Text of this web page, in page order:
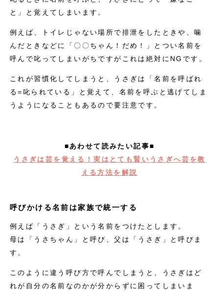
と」と覚えてしまいます。
例えば、トイレじゃない場所で排泄をしたときや、噛
んだときなどに「〇〇ちゃん！だめ！」とつい名前を
呼んで叱ってしまいがちですがこれは絶対にNGです。
これが習慣化してしまうと、うさぎは「名前を呼ばれ
る=叱られている」と覚えて、名前を呼ぶと逃げてしま
うようになることもあるので要注意です。
■あわせて読みたい記事■
うさぎは芸を覚える！実はとても賢いうさぎへ芸を教
える方法を解説
呼びかける名前は家族で統一する
例えば「うさぎ」という名前をつけたとします。
母は「うさちゃん」と呼び、父は「うさぎ」と呼びま
す。
このように違う呼び方で呼んでしまうと、うさぎはど
れが自分の名前なのかが分からずに困ってしまいま